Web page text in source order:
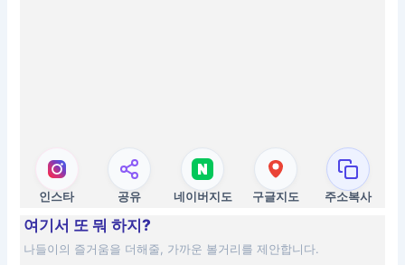
인스타 공유 네이버지도 구글지도 주소복사
여기서 또 뭐 하지?
나들이의 즐거움을 더해줄, 가까운 볼거리를 제안합니다.